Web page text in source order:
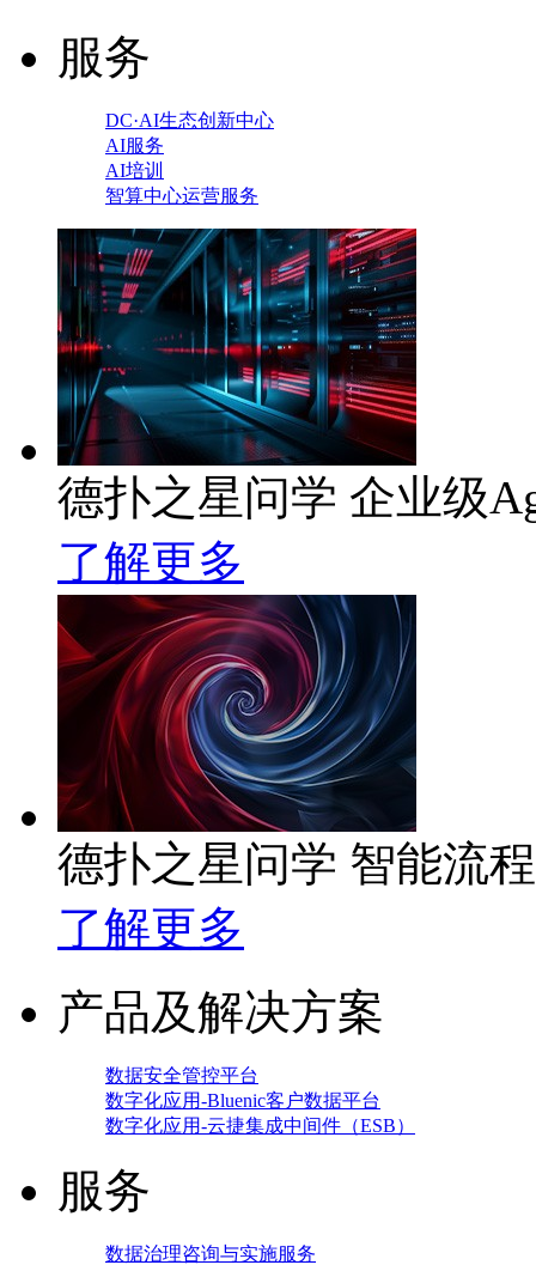
服务
DC·AI生态创新中心
AI服务
AI培训
智算中心运营服务
德扑之星问学 企业级
了解更多
德扑之星问学 智能流
了解更多
产品及解决方案
数据安全管控平台
数字化应用-Bluenic客户数据平台
数字化应用-云捷集成中间件（ESB）
服务
数据治理咨询与实施服务